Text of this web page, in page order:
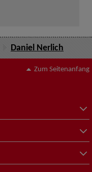
Daniel Nerlich
Zum Seitenanfang